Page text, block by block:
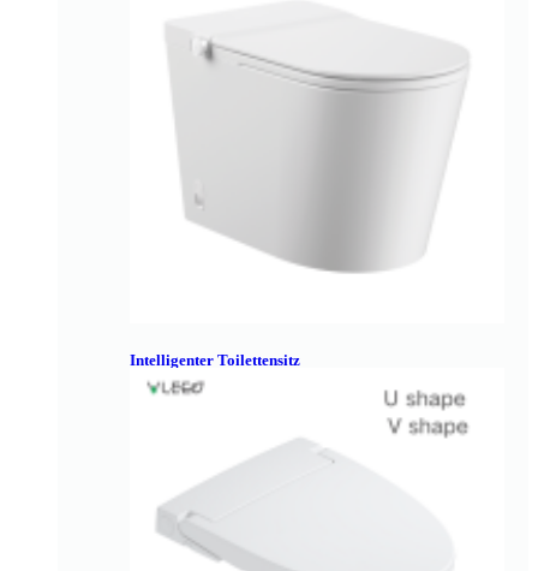
Intelligenter Toilettensitz